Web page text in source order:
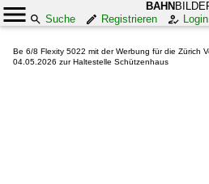
BAHN
Suche
Registrieren Login
Be 6/8 Flexity 5022 mit der Werbung für die Zürich
04.05.2026 zur Haltestelle Schützenhaus